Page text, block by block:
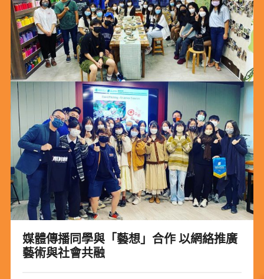
媒體傳播同學與「藝想」合作 以網絡推廣
藝術與社會共融